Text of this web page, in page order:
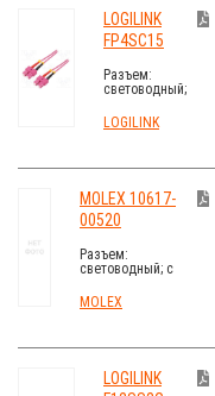
LOGILINK
FP4SC15
Разъем:
световодный;
обеих сторон,
SC; на
LOGILINK
MOLEX 10617-
00520
Разъем:
световодный; с
крышкой
MOLEX
LOGILINK